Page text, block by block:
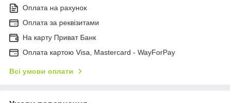
Оплата на рахунок
Оплата за реквізитами
На карту Приват Банк
Оплата картою Visa, Mastercard - WayForPay
Всі умови оплати